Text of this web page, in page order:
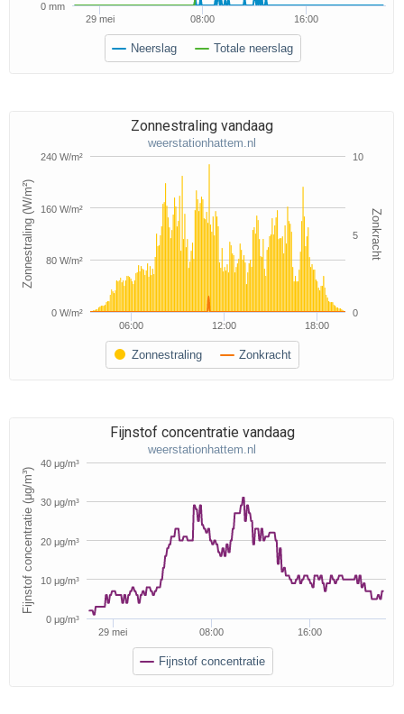
Neerslag Totale neerslag
29 mei 08:00 16:00
0 mm
Zonkracht
Zonnestraling (W/m²)
Zonnestraling vandaag
weerstationhattem.nl
Zonnestraling Zonkracht
12:00
06:00 18:00
0
5
10
0 W/m²
80 W/m²
160 W/m²
240 W/m²
Fijnstof concentratie (μg/m³)
Fijnstof concentratie vandaag
weerstationhattem.nl
Fijnstof concentratie
29 mei 08:00 16:00
0 μg/m³
10 μg/m³
20 μg/m³
30 μg/m³
40 μg/m³